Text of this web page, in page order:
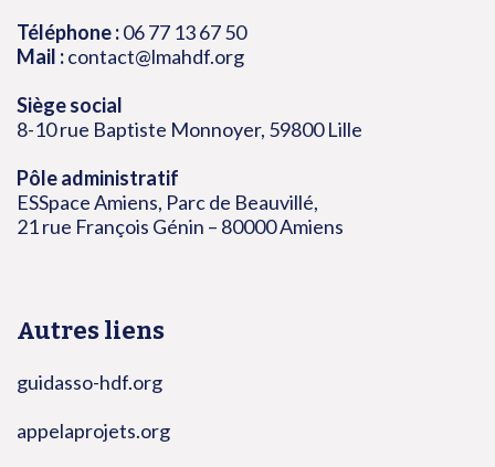
Téléphone :06 77 13 67 50
Mail :contact@lmahdf.org
Siège social
8-10 rue Baptiste Monnoyer, 59800 Lille
Pôle administratif
ESSpace Amiens, Parc de Beauvillé,
21 rue François Génin – 80000 Amiens
Autres liens
guidasso-hdf.org
appelaprojets.org